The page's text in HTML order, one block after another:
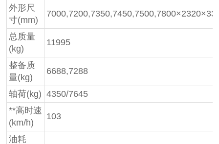
外形尺
寸(mm)
总质量
(kg)
11995
整备质
量(kg)
6688,7288
轴荷(kg) 4350/7645
**高时速
(km/h)
103
油耗